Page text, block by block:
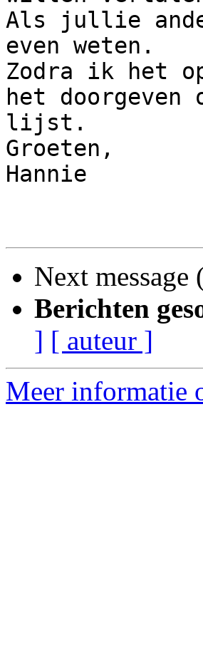
Als jullie
even weten.
Zodra ik het
het doorgeven
lijst.
Groeten,
Hannie
Next
Berichten
] [ auteur ]
Meer informatie